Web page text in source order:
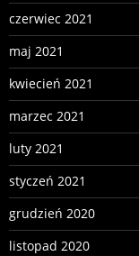
czerwiec 2021
maj 2021
kwiecień 2021
marzec 2021
luty 2021
styczeń 2021
grudzień 2020
listopad 2020